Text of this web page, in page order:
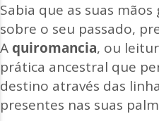
Sabia que as suas
sobre o seu passado,
A quiromancia, ou
prática ancestral que
destino através das
presentes nas suas